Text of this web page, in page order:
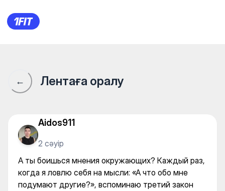
FitnessBlitz — Individual
← Лентаға оралу
Aidos911
2 сәуір
А ты боишься мнения окружающих? Каждый раз,
когда я ловлю себя на мысли: «А что обо мне
подумают другие?», вспоминаю третий закон